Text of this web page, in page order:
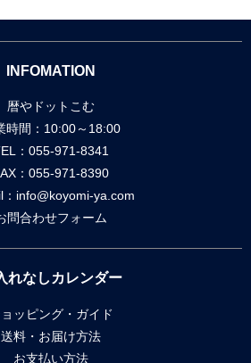
INFOMATION
暦やドットこむ
時間：10:00～18:00
：055-971-8341
：055-971-8390
info@koyomi-ya.com
問合わせフォーム
れなしカレンダー
ッピング・ガイド
送料・お届け方法
お支払い方法